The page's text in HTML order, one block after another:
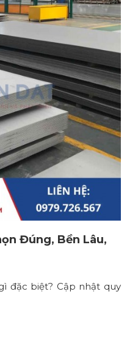
Đúng, Bền Lâu,
đặc biệt? Cập nhật quy